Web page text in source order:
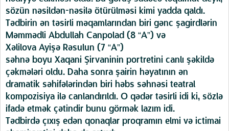
sözün nəsildən-nəsilə ötürülməsi kimi yadda qaldı.
Tədbirin ən təsirli məqamlarından biri gənc şagirdlərin
Məmmədli Abdullah Canpolad (8 “A”) və
Xəlilova Ayişə Rəsulun (7 “A”)
səhnə boyu Xaqani Şirvaninin portretini canlı şəkildə
çəkmələri oldu. Daha sonra şairin həyatının ən
dramatik səhifələrindən biri həbs səhnəsi teatral
kompozisiya ilə canlandırıldı. O qədər təsirli idi ki, sözlə
ifadə etmək çətindir bunu görmək lazım idi.
Tədbirdə çıxış edən qonaqlar proqramın elmi və ictimai